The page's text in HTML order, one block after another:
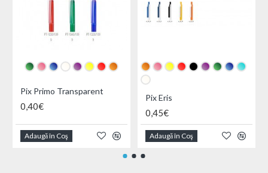
Pix Primo Transparent
0,40€
Adaugă în Coş
Pix Eris
0,45€
Adaugă în Coş